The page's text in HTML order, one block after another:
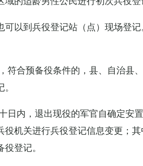
以到兵役登记站（点）现场登
合预备役条件的，县、自治县
日内，退出现役的军官自确定安
机关进行兵役登记信息变更；其
登记。